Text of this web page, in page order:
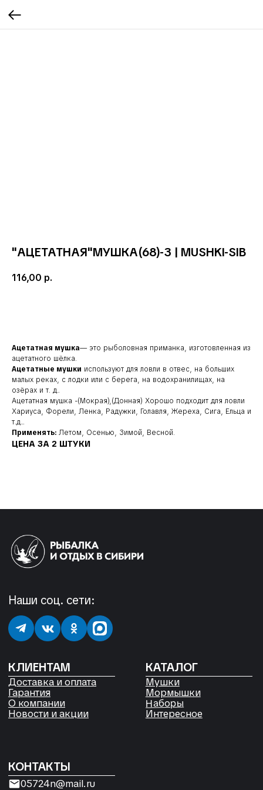
"АЦЕТАТНАЯ"МУШКА(68)-3 | MUSHKI-SIB
116,00 р.
Ацетатная мушка— это рыболовная приманка, изготовленная из
ацетатного шёлка.
Ацетатные мушки используют для ловли в отвес, на больших
малых реках, с лодки или с берега, на водохранилищах, на
озёрах и т. д..
Ацетатная мушка -(Мокрая),(Донная) Хорошо подходит для ловли
Хариуса, Форели, Ленка, Радужки, Голавля, Жереха, Сига, Ельца и
т.д...
Применять: Летом, Осенью, Зимой, Весной.
ЦЕНА ЗА 2 ШТУКИ
Согласие на обработку
персональных данных
Наши соц. сети:
КОНТАКТЫ
05724n@mail.ru
+7 904 892-27-62
Сухобузимский район, с. Шила,
ул. Горького д 56
ООО «Рыбалка и отдых в Сибири»
ИНН 2435006844
ОГРН 1192468017455
Интересное
Новости и акции
Договор оферты
Согласие на обработку файлов